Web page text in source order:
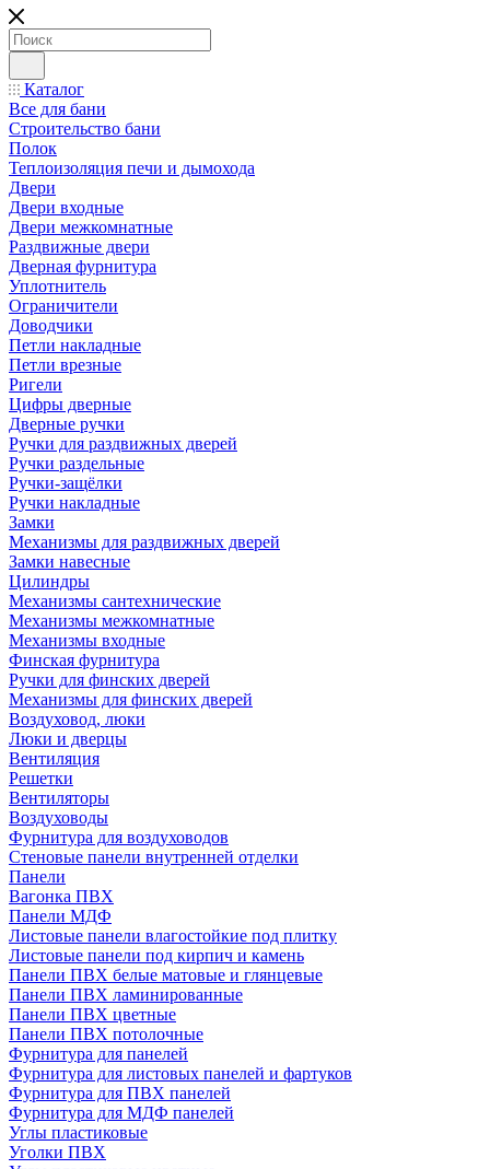
Каталог
Все для бани
Строительство бани
Полок
Теплоизоляция печи и дымохода
Двери
Двери входные
Двери межкомнатные
Раздвижные двери
Дверная фурнитура
Уплотнитель
Ограничители
Доводчики
Петли накладные
Петли врезные
Ригели
Цифры дверные
Дверные ручки
Ручки для раздвижных дверей
Ручки раздельные
Ручки-защёлки
Ручки накладные
Замки
Механизмы для раздвижных дверей
Замки навесные
Цилиндры
Механизмы сантехнические
Механизмы межкомнатные
Механизмы входные
Финская фурнитура
Ручки для финских дверей
Механизмы для финских дверей
Воздуховод, люки
Люки и дверцы
Вентиляция
Решетки
Вентиляторы
Воздуховоды
Фурнитура для воздуховодов
Стеновые панели внутренней отделки
Панели
Вагонка ПВХ
Панели МДФ
Листовые панели влагостойкие под плитку
Листовые панели под кирпич и камень
Панели ПВХ белые матовые и глянцевые
Панели ПВХ ламинированные
Панели ПВХ цветные
Панели ПВХ потолочные
Фурнитура для панелей
Фурнитура для листовых панелей и фартуков
Фурнитура для ПВХ панелей
Фурнитура для МДФ панелей
Углы пластиковые
Уголки ПВХ